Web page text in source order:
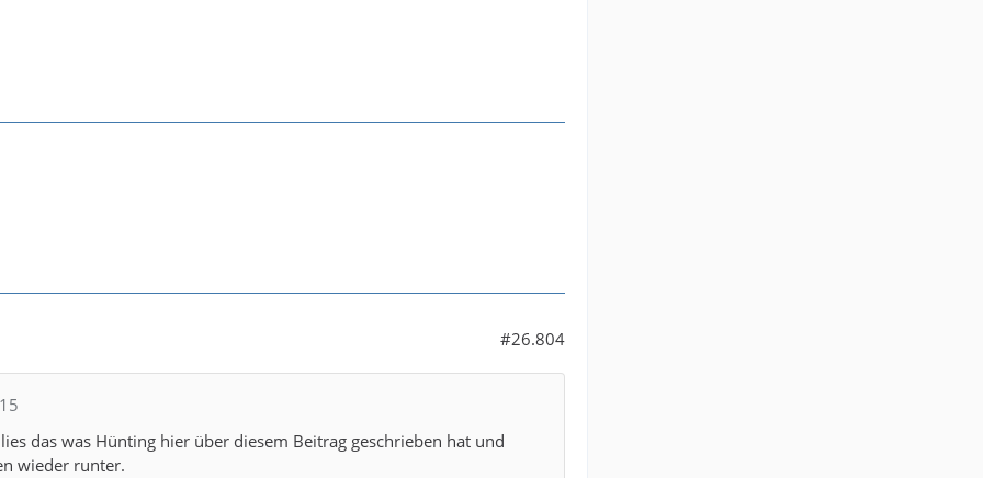
#26.804
das was Hünting hier über diesem Beitrag geschrieben hat und
wieder runter.